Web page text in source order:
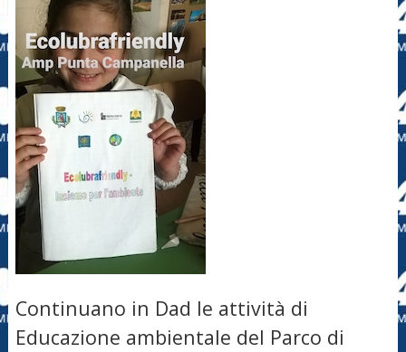
Continuano in Dad le attività di
Educazione ambientale del Parco di